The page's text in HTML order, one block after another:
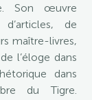
Son œuvre
de
maître-livres,
l’éloge dans
dans
du Tigre.